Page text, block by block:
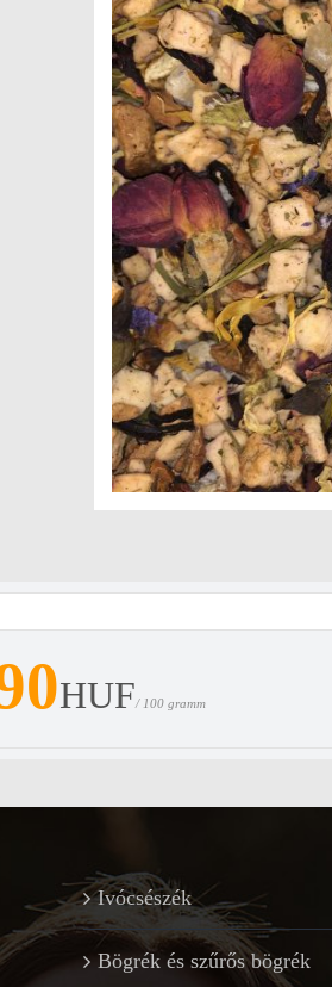
HUF/ 100 gramm
Ivócsészék
Bögrék és szűrős bögrék